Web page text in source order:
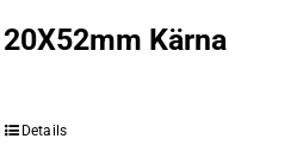
Kärna
Details